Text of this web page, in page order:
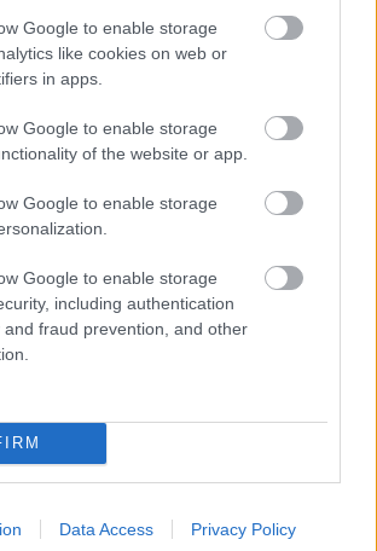
Google to enable storage
like cookies on web or
in apps.
Google to enable storage
of the website or app.
Google to enable storage
Google to enable storage
including authentication
and fraud prevention, and other
Data Access Privacy Policy
Kis-Juhász
leheletfinom anyagok